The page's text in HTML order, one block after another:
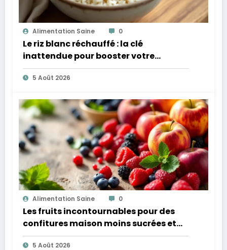
Alimentation Saine 0
Le riz blanc réchauffé : la clé
inattendue pour booster votre
microbiote
5 Août 2026
Alimentation Saine 0
Les fruits incontournables pour des
confitures maison moins sucrées et
plus légères
5 Août 2026